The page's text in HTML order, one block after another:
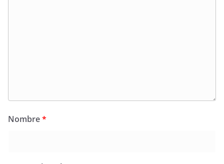
Nombre*